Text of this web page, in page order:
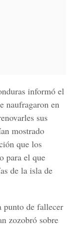
informó el
naufragaron en
sus
mostrado
que los
para el que
de la isla de
punto de fallecer
zozobró sobre